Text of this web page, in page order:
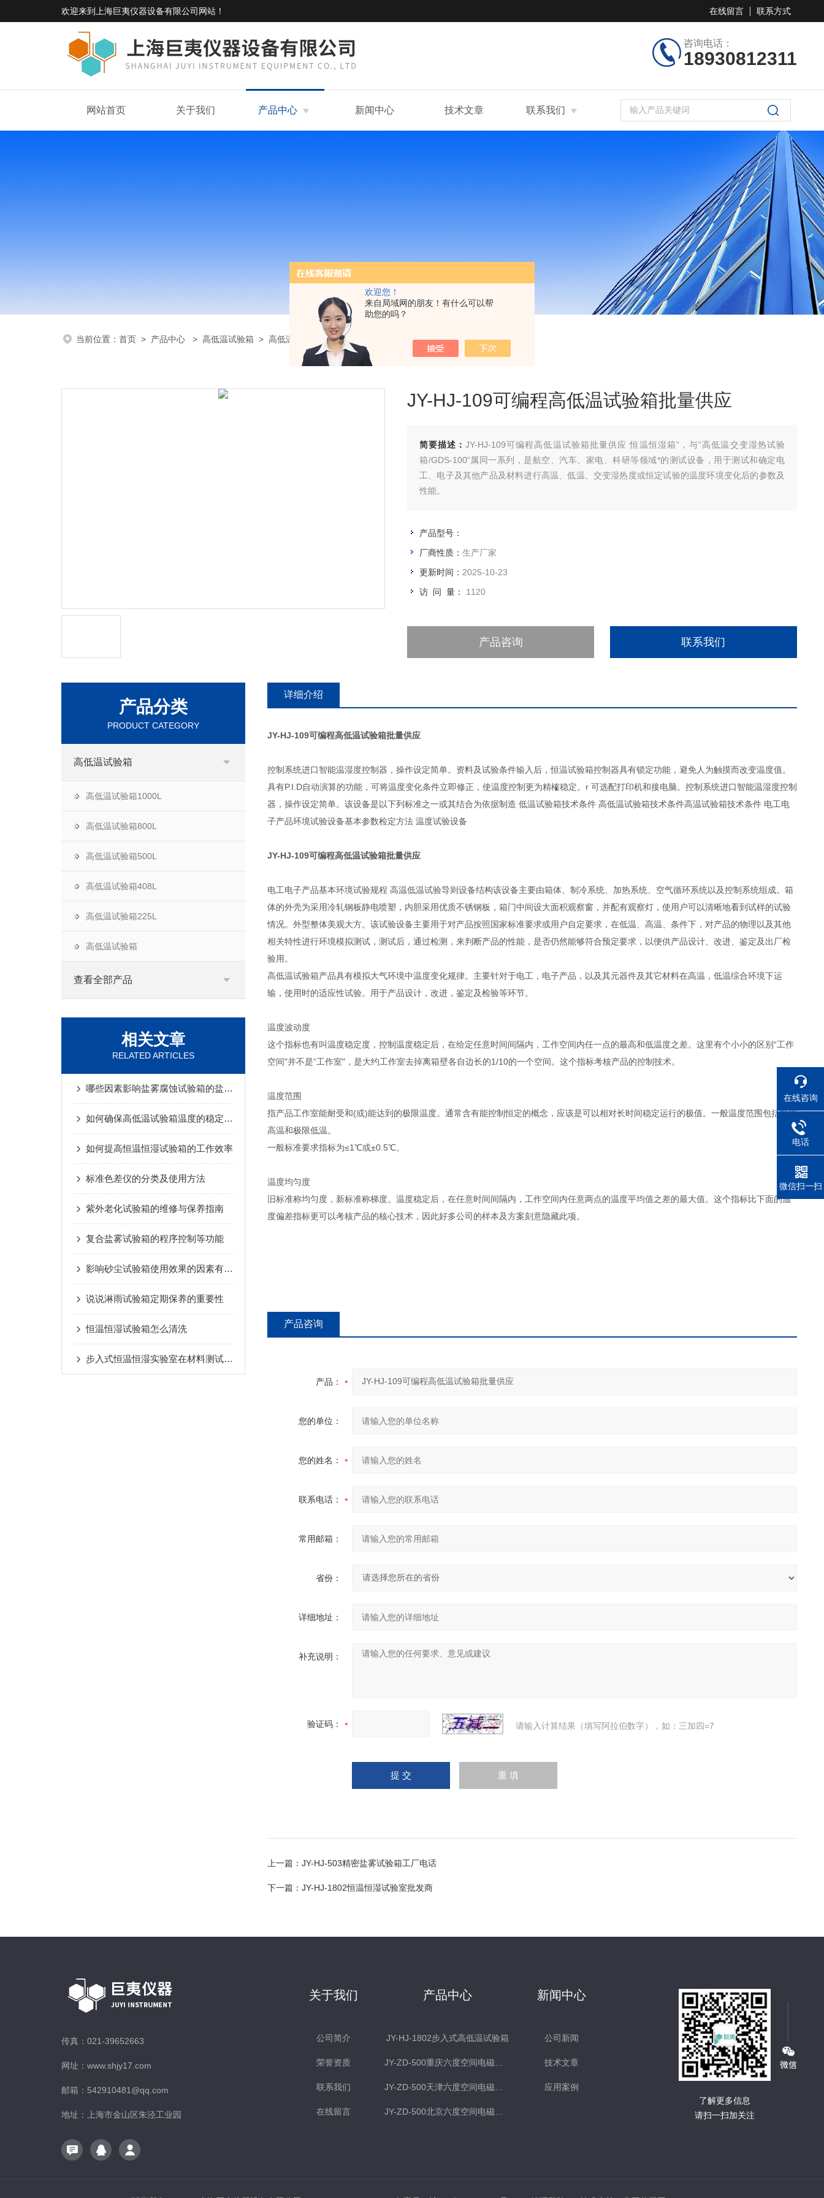
欢迎您！
来自局域网的朋友！有什么可以帮
助您的吗？
欢迎来到 上海巨夷仪器设备有限公司网站 ！ 在线留言 联系方式
咨询电话：
18930812311
网站首页 关于我们 产品中心 新闻中心 技术文章 联系我们
当前位置： 首页 > 产品中心 > 高低温试验箱 > 高低温试验箱1000L> JY-HJ-109可编程高低温试验箱批量供应
JY-HJ-109可编程高低温试验箱批量供应
简要描述： JY-HJ-109可编程高低温试验箱批量供应 恒温恒湿箱“，与“高低温交变湿热试验
箱/GDS-100“属同一系列，是航空、汽车、家电、科研等领域*的测试设备，用于测试和确定电
工、电子及其他产品及材料进行高温、低温、交变湿热度或恒定试验的温度环境变化后的参数及
性能。
产品型号：
厂商性质： 生产厂家
更新时间： 2025-10-23
访 问 量： 1120
产品咨询 联系我们
产品分类
PRODUCT CATEGORY
高低温试验箱
高低温试验箱1000L
高低温试验箱800L
高低温试验箱500L
高低温试验箱408L
高低温试验箱225L
高低温试验箱
查看全部产品
相关文章
RELATED ARTICLES
哪些因素影响盐雾腐蚀试验箱的盐雾沉降率？
如何确保高低温试验箱温度的稳定性？
如何提高恒温恒湿试验箱的工作效率
标准色差仪的分类及使用方法
紫外老化试验箱的维修与保养指南
复合盐雾试验箱的程序控制等功能
影响砂尘试验箱使用效果的因素有哪些？
说说淋雨试验箱定期保养的重要性
恒温恒湿试验箱怎么清洗
步入式恒温恒湿实验室在材料测试中的应用
详细介绍
JY-HJ-109可编程高低温试验箱批量供应
控制系统进口智能温湿度控制器，操作设定简单。资料及试验条件输入后，恒温试验箱控制器具有锁定功能，避免人为触摸而改变温度值。
具有P.I.D自动演算的功能，可将温度变化条件立即修正，使温度控制更为精榷稳定。r 可选配打印机和接电脑。控制系统进口智能温湿度控制
器，操作设定简单。该设备是以下列标准之一或其结合为依据制造 低温试验箱技术条件 高低温试验箱技术条件高温试验箱技术条件 电工电
子产品环境试验设备基本参数检定方法 温度试验设备
JY-HJ-109可编程高低温试验箱批量供应
电工电子产品基本环境试验规程 高温低温试验导则设备结构该设备主要由箱体、制冷系统、加热系统、空气循环系统以及控制系统组成。箱
体的外壳为采用冷轧钢板静电喷塑，内胆采用优质不锈钢板，箱门中间设大面积观察窗，并配有观察灯，使用户可以清晰地看到试样的试验
情况。外型整体美观大方。该试验设备主要用于对产品按照国家标准要求或用户自定要求，在低温、高温、条件下，对产品的物理以及其他
相关特性进行环境模拟测试，测试后，通过检测，来判断产品的性能，是否仍然能够符合预定要求，以便供产品设计、改进、鉴定及出厂检
验用。
高低温试验箱产品具有模拟大气环境中温度变化规律。主要针对于电工，电子产品，以及其元器件及其它材料在高温，低温综合环境下运
输，使用时的适应性试验。用于产品设计，改进，鉴定及检验等环节。
温度波动度
这个指标也有叫温度稳定度，控制温度稳定后，在给定任意时间间隔内，工作空间内任一点的最高和低温度之差。这里有个小小的区别“工作
空间"并不是“工作室"，是大约工作室去掉离箱壁各自边长的1/10的一个空间。这个指标考核产品的控制技术。
温度范围
指产品工作室能耐受和(或)能达到的极限温度。通常含有能控制恒定的概念，应该是可以相对长时间稳定运行的极值。一般温度范围包括极限
高温和极限低温。
一般标准要求指标为≤1℃或±0.5℃。
温度均匀度
旧标准称均匀度，新标准称梯度。温度稳定后，在任意时间间隔内，工作空间内任意两点的温度平均值之差的最大值。这个指标比下面的温
度偏差指标更可以考核产品的核心技术，因此好多公司的样本及方案刻意隐藏此项。
产品咨询
产品：
您的单位：
您的姓名：
联系电话：
常用邮箱：
省份：
详细地址：
补充说明：
验证码： 请输入计算结果（填写阿拉伯数字），如：三加四=7
上一篇： JY-HJ-503精密盐雾试验箱工厂电话
下一篇： JY-HJ-1802恒温恒湿试验室批发商
传真：021-39652663
网址：www.shjy17.com
邮箱：542910481@qq.com
地址：上海市金山区朱泾工业园
关于我们
公司简介
荣誉资质
联系我们
在线留言
产品中心
JY-HJ-1802步入式高低温试验箱
新闻中心
公司新闻
技术文章
应用案例
了解更多信息
请扫一扫加关注
在线咨询
电话
微信扫一扫